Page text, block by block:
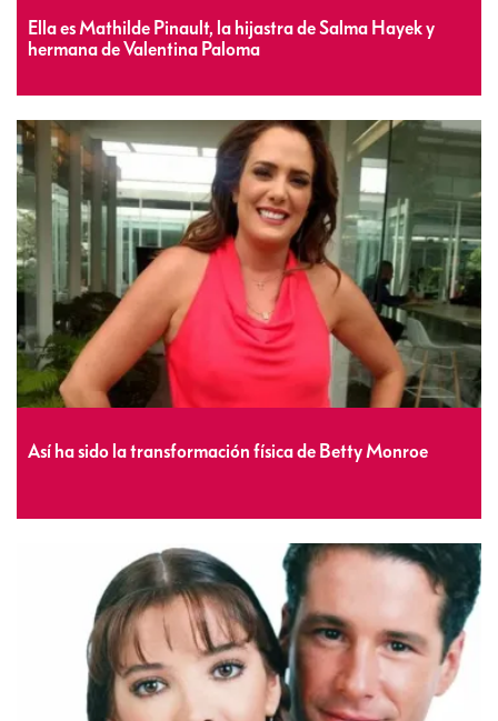
Ella es Mathilde Pinault, la hijastra de Salma Hayek y
hermana de Valentina Paloma
Así ha sido la transformación física de Betty Monroe